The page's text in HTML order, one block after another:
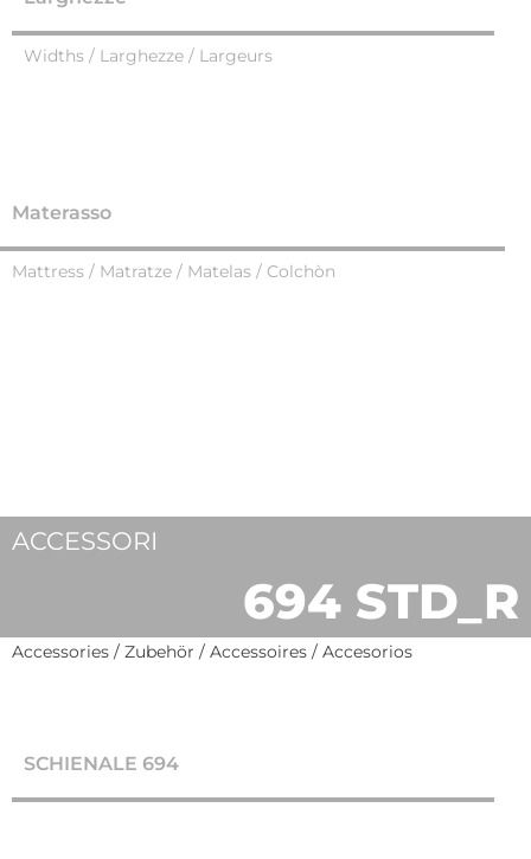
Widths / Larghezze / Largeurs
Materasso
Mattress / Matratze / Matelas / Colchòn
ACCESSORI
694 STD_R
Accessories / Zubehör / Accessoires / Accesorios
SCHIENALE 694